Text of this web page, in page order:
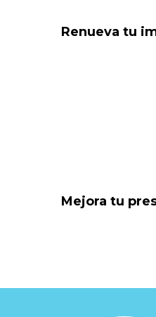
Renueva tu
Mejora tu